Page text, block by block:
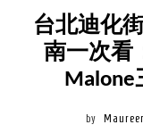
台北迪化
南一次看
Malone
by